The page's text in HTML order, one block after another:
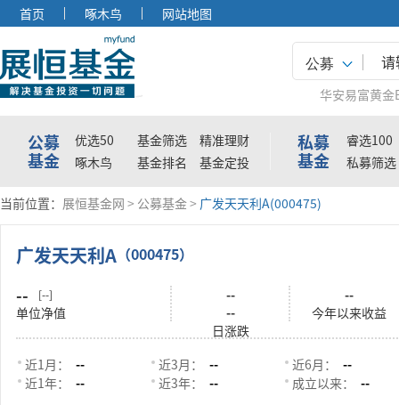
首页 啄木鸟 网站地图
公募
华安易富黄金
公募
基金
优选50 基金筛选
精准理财
啄木鸟
基金排名 基金定投
私募
基金
睿选100
私募筛选
当前位置： 展恒基金网 > 公募基金> 广发天天利A(000475)
广发天天利A （000475）
-- [--]
单位净值
--
--
日涨跌
--
今年以来收益
近1月：
--
近1年：
--
近3月：
--
近3年：
--
近6月：
--
成立以来：
--